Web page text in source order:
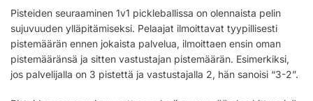
Pisteiden seuraaminen 1v1 pickleballissa on olennaista pelin
sujuvuuden ylläpitämiseksi. Pelaajat ilmoittavat tyypillisesti
pistemäärän ennen jokaista palvelua, ilmoittaen ensin oman
pistemääränsä ja sitten vastustajan pistemäärän. Esimerkiksi,
jos palvelijalla on 3 pistettä ja vastustajalla 2, hän sanoisi “3-2”.